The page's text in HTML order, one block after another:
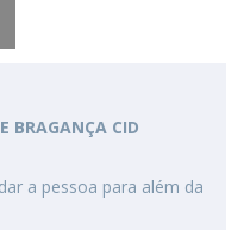
BRAGANÇA CID
a pessoa para além da